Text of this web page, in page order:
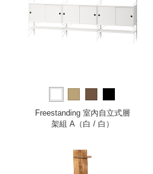
Freestanding 室內自立式層
架組 A（白 / 白）